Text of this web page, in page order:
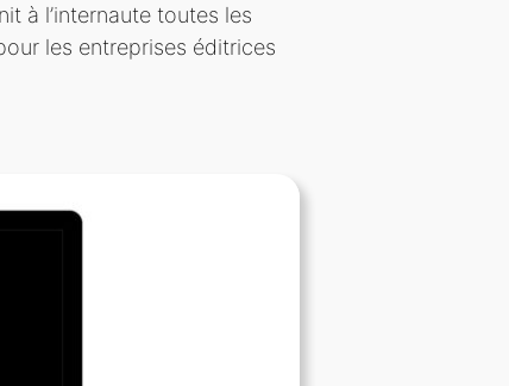
à l’internaute toutes les
les entreprises éditrices